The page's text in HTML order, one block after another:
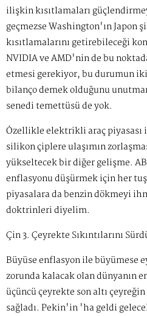
ilişkin kısıtlamaları
geçmezse Washington'ın Japon
kısıtlamalarını getirebileceği
NVIDIA ve AMD'nin de bu
etmesi gerekiyor, bu durumun
bilanço demek olduğunu
senedi temettüsü de yok.
Özellikle elektrikli araç piyasası
silikon çiplere ulaşımın
yükseltecek bir diğer gelişme.
enflasyonu düşürmek için her
piyasalara da benzin dökmeyi
doktrinleri diyelim.
Çin 3. Çeyrekte Sıkıntılarını
Büyüse enflasyon ile büyümese
zorunda kalacak olan dünyanın
üçüncü çeyrekte son altı
sağladı. Pekin'in 'ha geldi